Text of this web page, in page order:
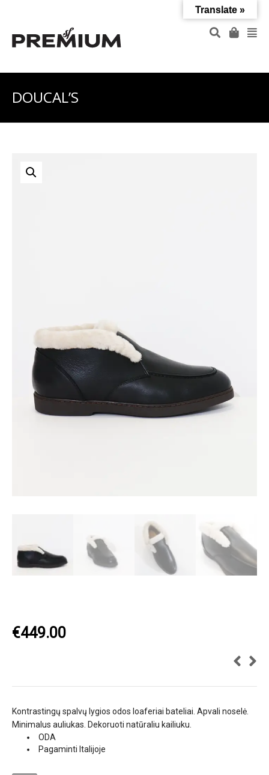
DOUCAL’S
€449.00
Kontrastingų spalvų lygios odos loaferiai bateliai. Apvali noselė.
Minimalus auliukas. Dekoruoti natūraliu kailiuku.
ODA
Pagaminti Italijoje
Translate »